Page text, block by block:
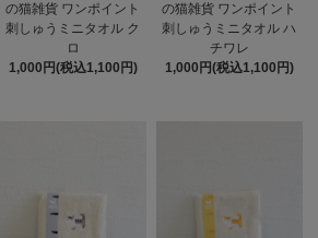
の猫雑貨 ワンポイント
刺しゅうミニタオル ク
ロ
1,000円(税込1,100円)
の猫雑貨 ワンポイント
刺しゅうミニタオル ハ
チワレ
1,000円(税込1,100円)